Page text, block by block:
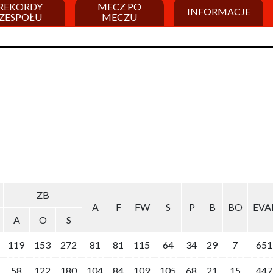
ZESPOŁU
MECZ PO
MECZU
INFORMACJE
ZB
A
F FW S P B BO
A O S
119 153 272 81 81 115 64 34 29 7 651
58 122 180 104 84 109 105 68 21 15 447
ZB
A
F FW S P B BO
A O S
119 153 272 81 81 115 64 34 29 7 651
58 122 180 104 84 109 105 68 21 15 447